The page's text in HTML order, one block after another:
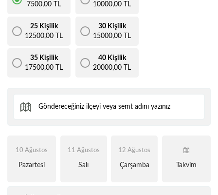
7500,00 TL
10000,00 TL
25 Kişilik
12500,00 TL
30 Kişilik
15000,00 TL
35 Kişilik
17500,00 TL
40 Kişilik
20000,00 TL
10 Ağustos
Pazartesi
11 Ağustos
Salı
12 Ağustos
Çarşamba Takvim